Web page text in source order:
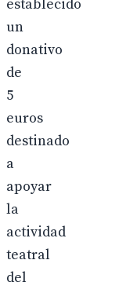
establecido
un
donativo
de
5
euros
destinado
a
apoyar
la
actividad
teatral
del